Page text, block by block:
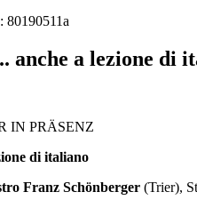
80190511a
anche a lezione di
IN PRÄSENZ
di italiano
Franz Schönberger (Trier),